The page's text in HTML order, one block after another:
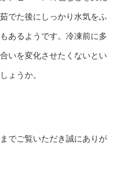
でた後にしっかり水気をふ
あるようです。冷凍前に多
いを変化させたくないとい
ょうか。
でご覧いただき誠にありが